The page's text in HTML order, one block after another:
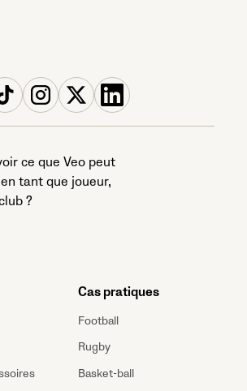
ce que Veo peut
tant que joueur,
?
Cas pratiques
Football
Rugby
Basket-ball